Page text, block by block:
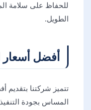
للحفاظ على سلامة
الطويل.
أفضل أسعار
تتميز شركتنا بتقديم
المساس بجودة